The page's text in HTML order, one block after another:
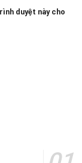
duyệt này cho